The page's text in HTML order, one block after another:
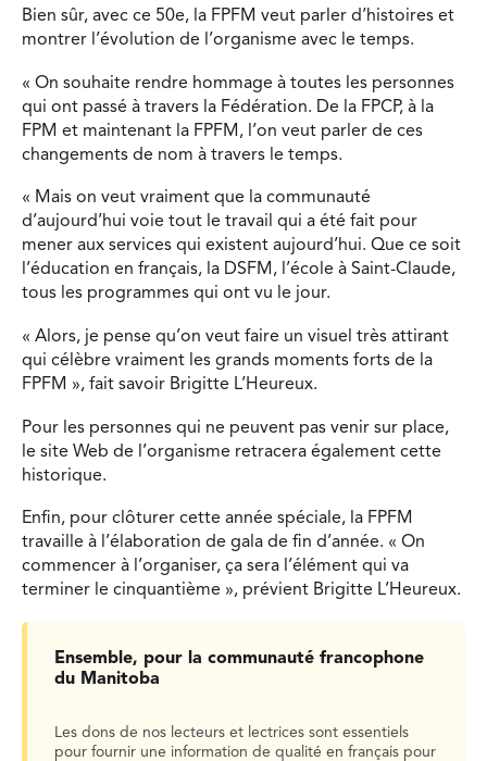
Bien sûr, avec ce 50e, la FPFM veut parler d’histoires et
montrer l’évolution de l’organisme avec le temps.
« On souhaite rendre hommage à toutes les personnes
qui ont passé à travers la Fédération. De la FPCP, à la
FPM et maintenant la FPFM, l’on veut parler de ces
changements de nom à travers le temps.
« Mais on veut vraiment que la communauté
d’aujourd’hui voie tout le travail qui a été fait pour
mener aux services qui existent aujourd’hui. Que ce soit
l’éducation en français, la DSFM, l’école à Saint-Claude,
tous les programmes qui ont vu le jour.
« Alors, je pense qu’on veut faire un visuel très attirant
qui célèbre vraiment les grands moments forts de la
FPFM », fait savoir Brigitte L’Heureux.
Pour les personnes qui ne peuvent pas venir sur place,
le site Web de l’organisme retracera également cette
historique.
Enfin, pour clôturer cette année spéciale, la FPFM
travaille à l’élaboration de gala de fin d’année. « On
commencer à l’organiser, ça sera l’élément qui va
terminer le cinquantième », prévient Brigitte L’Heureux.
Ensemble, pour la communauté francophone
du Manitoba
Les dons de nos lecteurs et lectrices sont essentiels
pour fournir une information de qualité en français pour